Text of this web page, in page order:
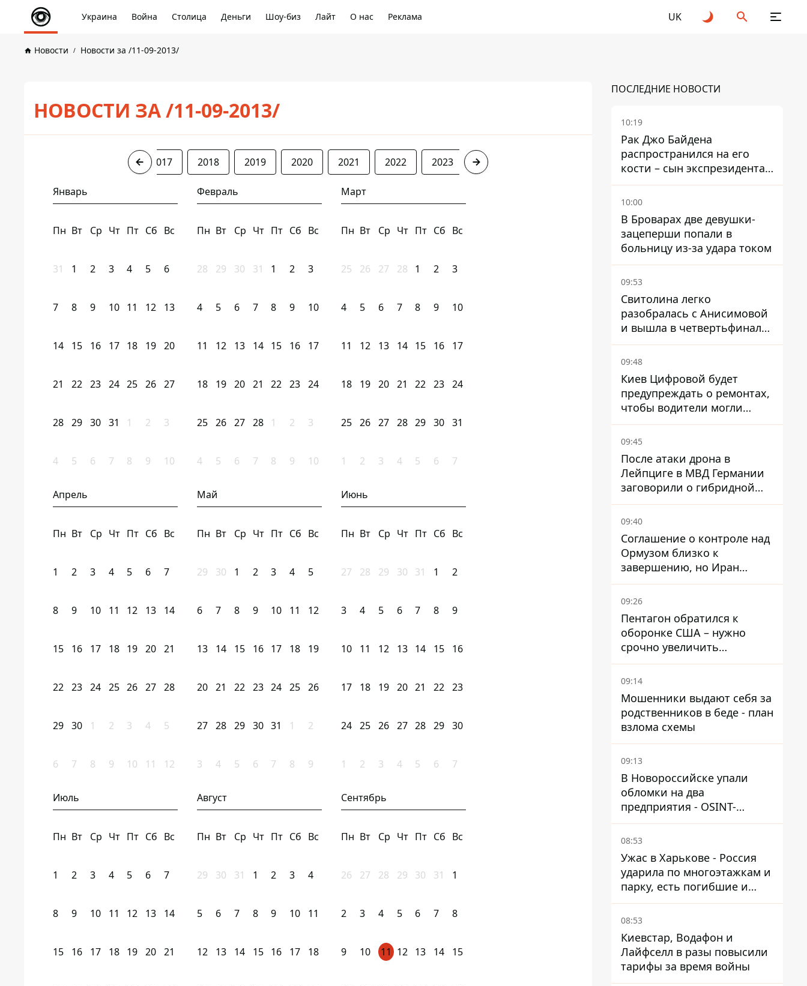
Украина Война Столица Деньги Шоу-биз Лайт О нас Реклама UK
Новости Новости за /11-09-2013/
НОВОСТИ ЗА /11-09-2013/
2017 2018 2019 2020 2021 2022 2023 2024
Январь
Пн Вт Ср Чт Пт Сб Вс
31 1 2 3 4 5 6
7 8 9 10 11 12 13
14 15 16 17 18 19 20
21 22 23 24 25 26 27
28 29 30 31 1 2 3
4 5 6 7 8 9 10
Февраль
Пн Вт Ср Чт Пт Сб Вс
28 29 30 31 1 2 3
4 5 6 7 8 9 10
11 12 13 14 15 16 17
18 19 20 21 22 23 24
25 26 27 28 1 2 3
4 5 6 7 8 9 10
Март
Пн Вт Ср Чт Пт Сб Вс
25 26 27 28 1 2 3
4 5 6 7 8 9 10
11 12 13 14 15 16 17
18 19 20 21 22 23 24
25 26 27 28 29 30 31
1 2 3 4 5 6 7
Апрель
Пн Вт Ср Чт Пт Сб Вс
1 2 3 4 5 6 7
8 9 10 11 12 13 14
15 16 17 18 19 20 21
22 23 24 25 26 27 28
29 30 1 2 3 4 5
6 7 8 9 10 11 12
Май
Пн Вт Ср Чт Пт Сб Вс
29 30 1 2 3 4 5
6 7 8 9 10 11 12
13 14 15 16 17 18 19
20 21 22 23 24 25 26
27 28 29 30 31 1 2
3 4 5 6 7 8 9
Июнь
Пн Вт Ср Чт Пт Сб Вс
27 28 29 30 31 1 2
3 4 5 6 7 8 9
10 11 12 13 14 15 16
17 18 19 20 21 22 23
24 25 26 27 28 29 30
1 2 3 4 5 6 7
Июль
Пн Вт Ср Чт Пт Сб Вс
1 2 3 4 5 6 7
8 9 10 11 12 13 14
15 16 17 18 19 20 21
Август
Пн Вт Ср Чт Пт Сб Вс
29 30 31 1 2 3 4
5 6 7 8 9 10 11
12 13 14 15 16 17 18
Сентябрь
Пн Вт Ср Чт Пт Сб Вс
26 27 28 29 30 31 1
2 3 4 5 6 7 8
9 10 11 12 13 14 15
ПОСЛЕДНИЕ НОВОСТИ
10:19
Рак Джо Байдена
распространился на его
кости – сын экспрезидента
США рассказал, что болезнь
отца прогрессирует
10:00
В Броварах две девушки-
зацеперши попали в
больницу из-за удара током
09:53
Свитолина легко
разобралась с Анисимовой
и вышла в четвертьфинал
турнира в Торонто
09:48
Киев Цифровой будет
предупреждать о ремонтах,
чтобы водители могли
избегать участков с
пробками
09:45
После атаки дрона в
Лейпциге в МВД Германии
заговорили о гибридной
войне – мы ежедневно цель
09:40
Соглашение о контроле над
Ормузом близко к
завершению, но Иран
выдвинул новые
требования – СМИ
раскрыли подробности
09:26
Пентагон обратился к
оборонке США – нужно
срочно увеличить
производство вооружений
09:14
Мошенники выдают себя за
родственников в беде - план
взлома схемы
09:13
В Новороссийске упали
обломки на два
предприятия - OSINT-
каналы предполагают удар
по порту
08:53
Ужас в Харькове - Россия
ударила по многоэтажкам и
парку, есть погибшие и
раненые
08:53
Киевстар, Водафон и
Лайфселл в разы повысили
тарифы за время войны